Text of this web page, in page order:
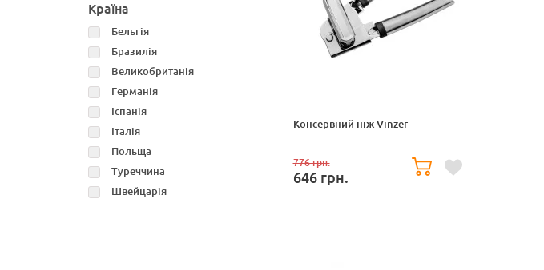
Країна
Бельгія
Бразилія
Великобританія
Германія
Іспанія
Італія
Польща
Туреччина
Швейцарія
Консервний ніж Vinzer
776грн.
646 грн.